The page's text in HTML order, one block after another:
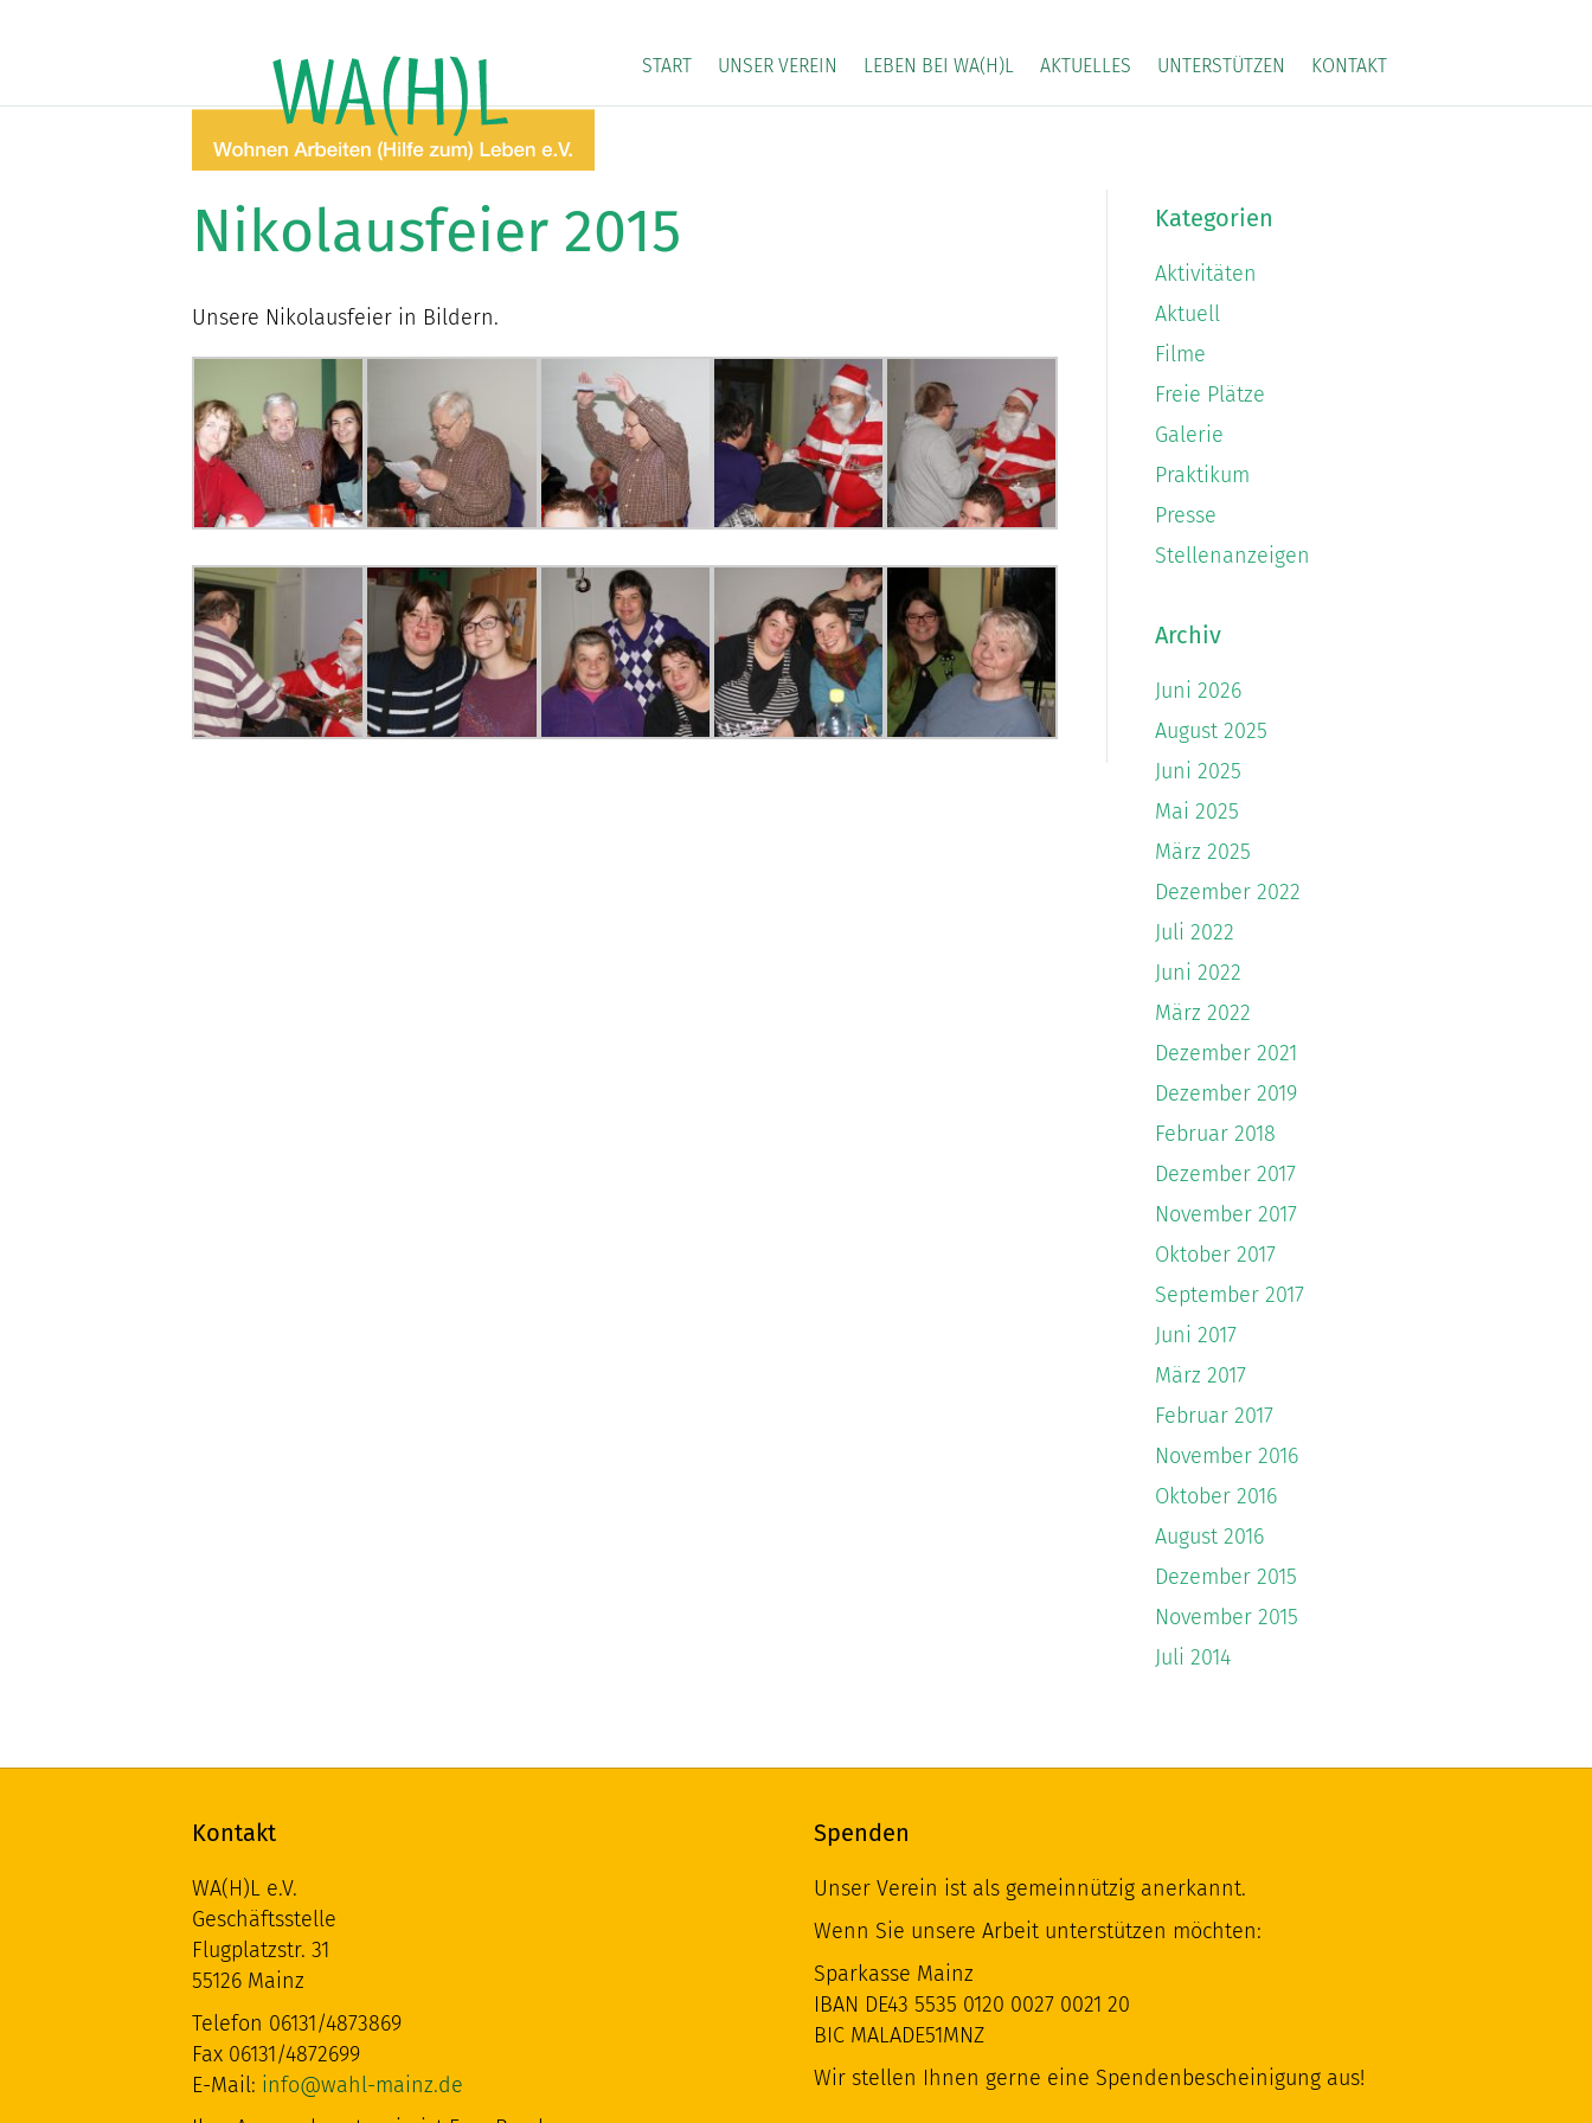
START UNSER VEREIN LEBEN BEI WA(H)L AKTUELLES UNTERSTÜTZEN KONTAKT
Nikolausfeier 2015
Unsere Nikolausfeier in Bildern.
Kategorien
Aktivitäten
Aktuell
Filme
Freie Plätze
Galerie
Praktikum
Presse
Stellenanzeigen
Archiv
Juni 2026
August 2025
Juni 2025
Mai 2025
März 2025
Dezember 2022
Juli 2022
Juni 2022
März 2022
Dezember 2021
Dezember 2019
Februar 2018
Dezember 2017
November 2017
Oktober 2017
September 2017
Juni 2017
März 2017
Februar 2017
November 2016
Oktober 2016
August 2016
Dezember 2015
November 2015
Juli 2014
Kontakt
WA(H)L e.V.
Geschäftsstelle
Flugplatzstr. 31
55126 Mainz
Telefon 06131/4873869
Fax 06131/4872699
E-Mail: info@wahl-mainz.de
Spenden
Unser Verein ist als gemeinnützig anerkannt.
Wenn Sie unsere Arbeit unterstützen möchten:
Sparkasse Mainz
IBAN DE43 5535 0120 0027 0021 20
BIC MALADE51MNZ
Wir stellen Ihnen gerne eine Spendenbescheinigung aus!